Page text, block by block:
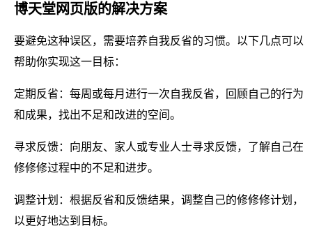
博天堂网页版的解决方案
要避免这种误区，需要培养自我反省的习惯。以下几点可以
帮助你实现这一目标：
定期反省：每周或每月进行一次自我反省，回顾自己的行为
和成果，找出不足和改进的空间。
寻求反馈：向朋友、家人或专业人士寻求反馈，了解自己在
修修修过程中的不足和进步。
调整计划：根据反省和反馈结果，调整自己的修修修计划，
以更好地达到目标。